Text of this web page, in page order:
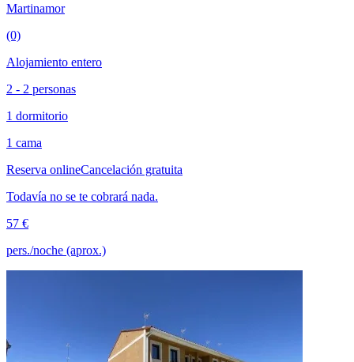
Martinamor
(0)
Alojamiento entero
2 - 2 personas
1 dormitorio
1 cama
Reserva onlineCancelación gratuita
Todavía no se te cobrará nada.
57 €
pers./noche (aprox.)